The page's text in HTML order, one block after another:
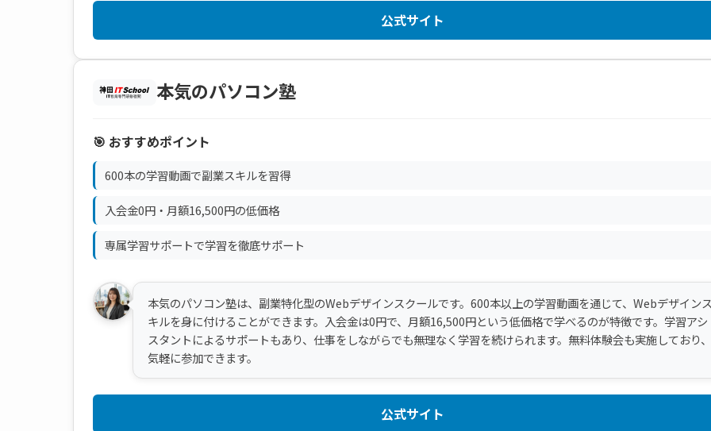
公式サイト
本気のパソコン塾
🎯 おすすめポイント
600本の学習動画で副業スキルを習得
入会金0円・月額16,500円の低価格
専属学習サポートで学習を徹底サポート
本気のパソコン塾は、副業特化型のWebデザインスクールです。600本以上の学習動画を通じて、Webデザイン
キルを身に付けることができます。入会金は0円で、月額16,500円という低価格で学べるのが特徴です。学習アシ
スタントによるサポートもあり、仕事をしながらでも無理なく学習を続けられます。無料体験会も実施しており、
気軽に参加できます。
公式サイト